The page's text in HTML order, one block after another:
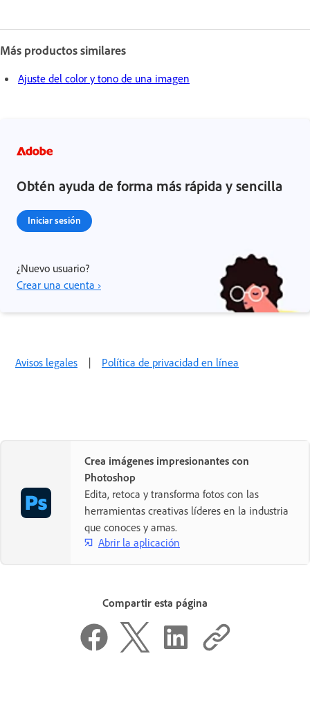
Más productos similares
Ajuste del color y tono de una imagen
Obtén ayuda de forma más rápida y sencilla
Iniciar sesión
¿Nuevo usuario?
Crear una cuenta ›
Avisos legales | Política de privacidad en línea
Crea imágenes impresionantes con
Photoshop
Edita, retoca y transforma fotos con las
herramientas creativas líderes en la industria
que conoces y amas.
Abrir la aplicación
Compartir esta página